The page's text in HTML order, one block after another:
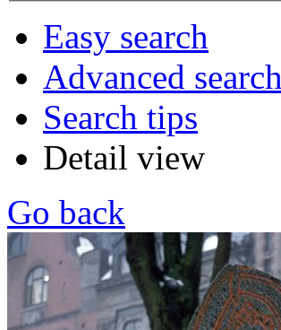
Easy search
Advanced search
Search tips
Detail view
Go back